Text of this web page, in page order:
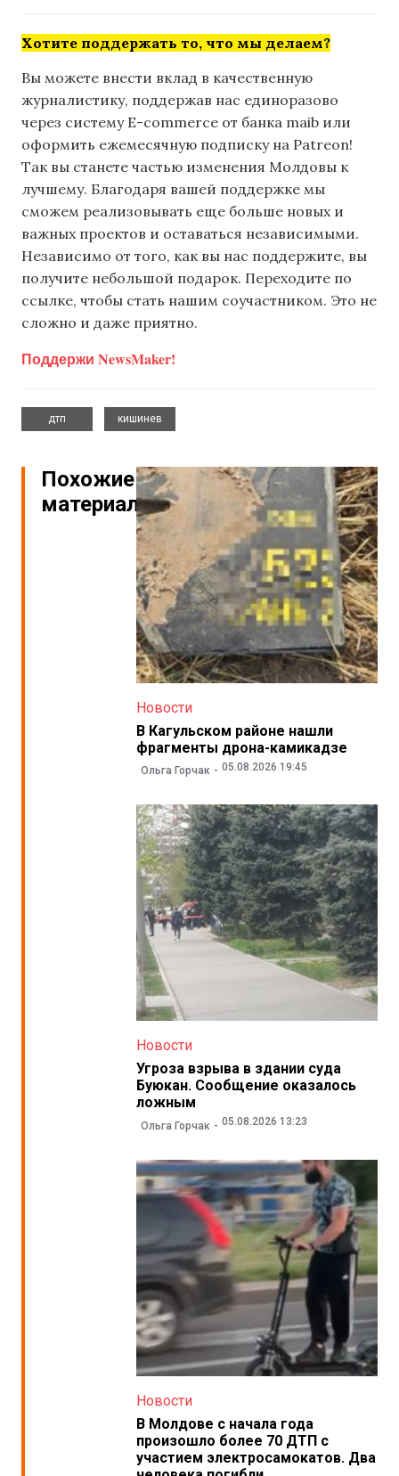
Хотите поддержать то, что мы делаем?
Вы можете внести вклад в качественную
журналистику, поддержав нас единоразово
через систему E-commerce от банка maib или
оформить ежемесячную подписку на Patreon!
Так вы станете частью изменения Молдовы к
лучшему. Благодаря вашей поддержке мы
сможем реализовывать еще больше новых и
важных проектов и оставаться независимыми.
Независимо от того, как вы нас поддержите, вы
получите небольшой подарок. Переходите по
ссылке, чтобы стать нашим соучастником. Это не
сложно и даже приятно.
Поддержи NewsMaker!
дтп
кишинев
Похожие
материалы
Новости
В Кагульском районе нашли
фрагменты дрона-камикадзе
Ольга Горчак 05.08.2026 19:45
Новости
Угроза взрыва в здании суда
Буюкан. Сообщение оказалось
ложным
Ольга Горчак 05.08.2026 13:23
Новости
В Молдове с начала года
произошло более 70 ДТП с
участием электросамокатов. Два